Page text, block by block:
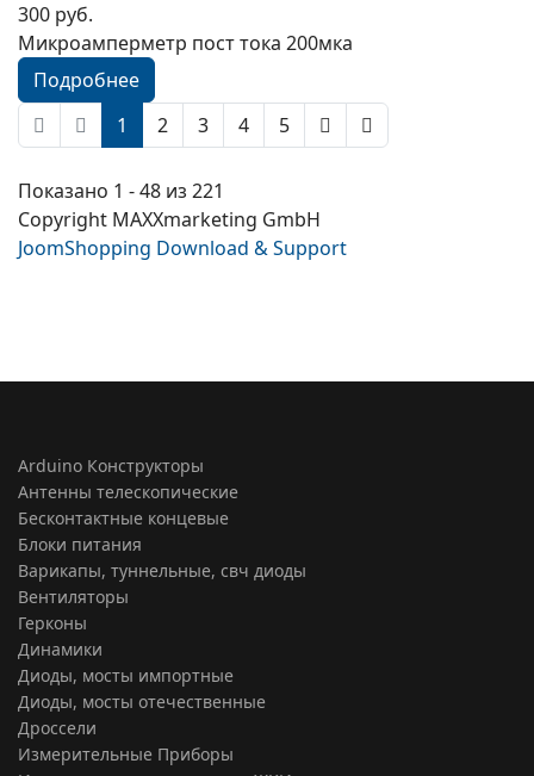
300 руб.
Микроамперметр пост тока 200мка
Подробнее
1
2 3 4 5
Показано 1 - 48 из 221
Copyright MAXXmarketing GmbH
JoomShopping Download & Support
Arduino Конструкторы
Антенны телескопические
Бесконтактные концевые
Блоки питания
Варикапы, туннельные, свч диоды
Вентиляторы
Герконы
Динамики
Диоды, мосты импортные
Диоды, мосты отечественные
Дроссели
Измерительные Приборы